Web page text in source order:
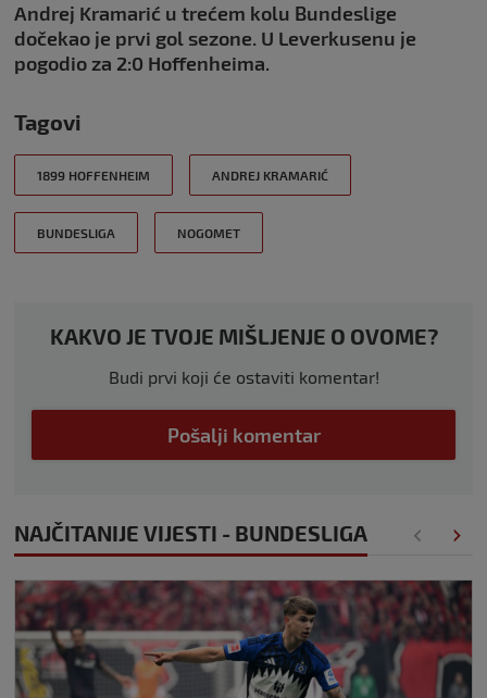
Andrej Kramarić u trećem kolu Bundeslige
dočekao je prvi gol sezone. U Leverkusenu je
pogodio za 2:0 Hoffenheima.
Tagovi
1899 HOFFENHEIM ANDREJ KRAMARIĆ
BUNDESLIGA NOGOMET
KAKVO JE TVOJE MIŠLJENJE O OVOME?
Budi prvi koji će ostaviti komentar!
Pošalji komentar
NAJČITANIJE VIJESTI - BUNDESLIGA